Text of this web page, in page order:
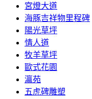
宮燈大道
海豚吉祥物里程碑
陽光草坪
情人道
牧羊草坪
歐式花園
瀛苑
五虎碑雕塑